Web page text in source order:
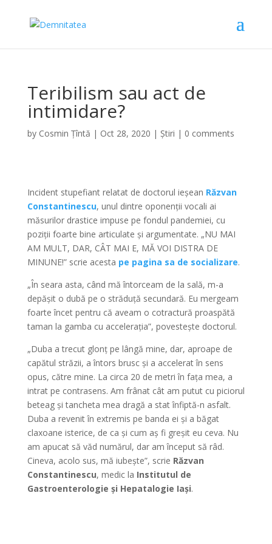
Teribilism sau act de
intimidare?
by Cosmin Țîntă | Oct 28, 2020 | Știri | 0 comments
Incident stupefiant relatat de doctorul ieșean Răzvan
Constantinescu, unul dintre oponenții vocali ai
măsurilor drastice impuse pe fondul pandemiei, cu
poziții foarte bine articulate și argumentate. „NU MAI
AM MULT, DAR, CÂT MAI E, MĂ VOI DISTRA DE
MINUNE!” scrie acesta pe pagina sa de socializare.
„În seara asta, când mă întorceam de la sală, m-a
depășit o dubă pe o străduță secundară. Eu mergeam
foarte încet pentru că aveam o cotractură proaspătă
taman la gamba cu accelerația”, povestește doctorul.
„Duba a trecut glonț pe lângă mine, dar, aproape de
capătul străzii, a întors brusc și a accelerat în sens
opus, către mine. La circa 20 de metri în fața mea, a
intrat pe contrasens. Am frânat cât am putut cu piciorul
beteag și tancheta mea dragă a stat înfiptă-n asfalt.
Duba a revenit în extremis pe banda ei și a băgat
claxoane isterice, de ca și cum aș fi greșit eu ceva. Nu
am apucat să văd numărul, dar am început să râd.
Cineva, acolo sus, mă iubește”, scrie Răzvan
Constantinescu, medic la Institutul de
Gastroenterologie și Hepatalogie Iași.